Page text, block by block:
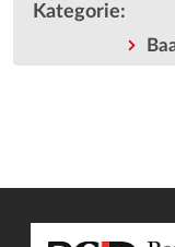
Kategorie: